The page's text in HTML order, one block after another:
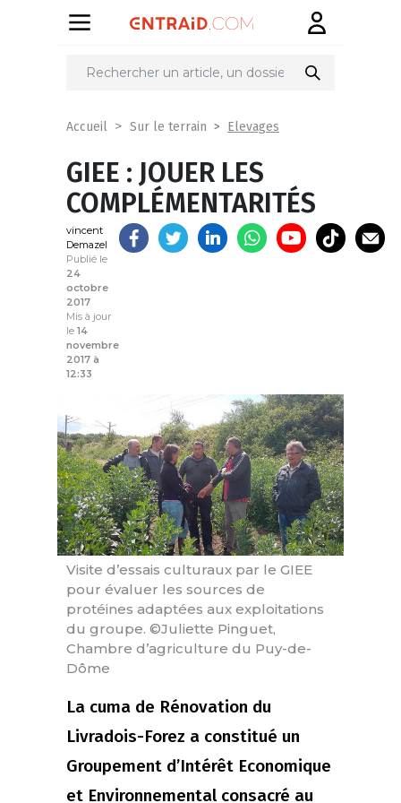
Partager
Accueil Sur le terrain Elevages
GIEE : JOUER LES
COMPLÉMENTARITÉS
vincent
Demazel
Publié le
24
octobre
2017
Mis à jour
le 14
novembre
2017 à
12:33
Visite d’essais culturaux par le GIEE
pour évaluer les sources de
protéines adaptées aux exploitations
du groupe. ©Juliette Pinguet,
Chambre d’agriculture du Puy-de-
Dôme
La cuma de Rénovation du
Livradois-Forez a constitué un
Groupement d’Intérêt Economique
et Environnemental consacré au